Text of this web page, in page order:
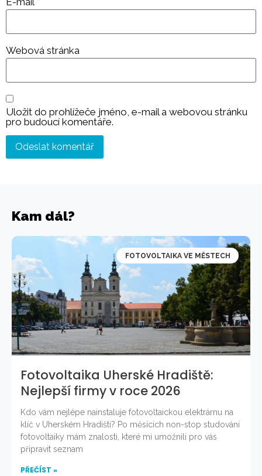
Webová stránka
Uložit do prohlížeče jméno, e-mail a webovou stránku
pro budoucí komentáře.
Kam dál?
FOTOVOLTAIKA VE MĚSTECH
Fotovoltaika Uherské Hradiště:
Nejlepší firmy v roce 2026
Kdo vám nejlépe nainstaluje fotovoltaickou elektrárnu na
klíč v Uherském Hradišti? Po měsících non-stop studování
fotovoltaiky mám znalosti, které mi umožnili pro vás
připravit seznam
PŘEČÍST »